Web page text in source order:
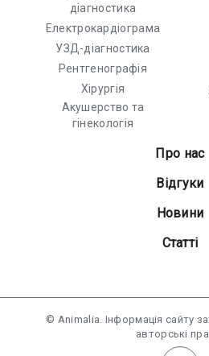
діагностика
Електрокардіограма
УЗД-діагностика
Рентгенографія
Хірургія
Акушерство та
гінекологія
Про нас
Відгуки
Новини
Статті
© Animalia. Інформація сайту
авторські